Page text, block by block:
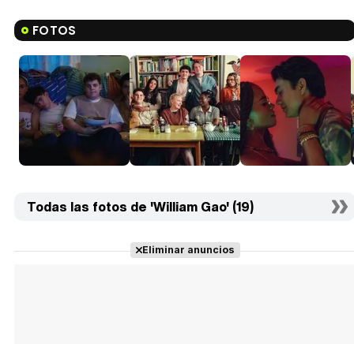
FOTOS
Todas las fotos de 'William Gao' (19)
Eliminar anuncios